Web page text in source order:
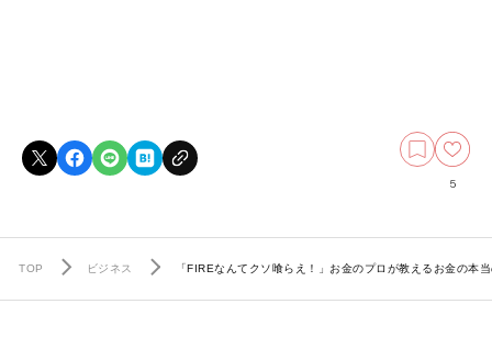
5
TOP ビジネス 「FIREなんてクソ喰らえ！」お金のプロが教えるお金の本